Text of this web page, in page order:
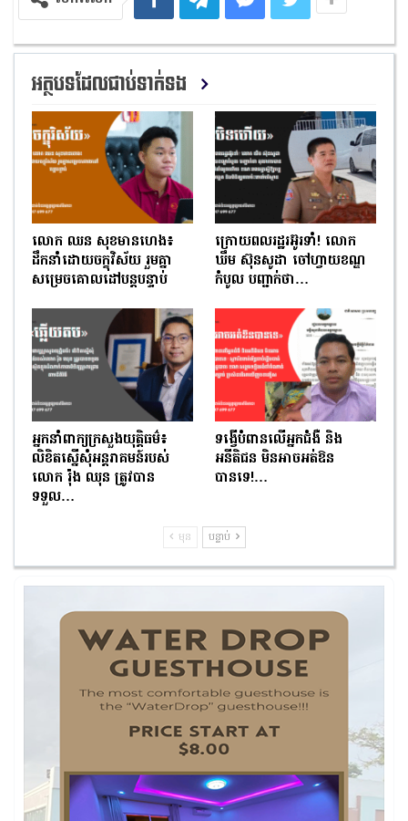
អត្ថបទដែលជាប់ទាក់ទង
លោក ឈន សុខមានហេង៖
ដឹកនាំដោយចក្ខុវិស័យ រួមគ្នា
សម្រេចគោលដៅបន្តបន្ទាប់
ក្រោយពលរដ្ឋរអ៊ូរទាំ! លោក
ឃឹម ស៊ុនសូដា ចៅហ្វាយខណ្ឌ
កំបូល បញ្ជាក់ថា…
អ្នកនាំពាក្យក្រសួងយុត្តិធម៌៖
លិខិតស្នើសុំអន្តរាគមន៍របស់
លោក រ៉ុង ឈុន ត្រូវបាន
ទទួល…
ទង្វើបំពានលើអ្នកជំងឺ និង
អនីតិជន មិនអាចអត់ឱន
បានទេ!…
មុន បន្ទាប់